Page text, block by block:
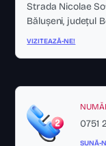
Strada Nicolae
Bălușeni, județul
VIZITEAZĂ-NE!
0751
SUNĂ-